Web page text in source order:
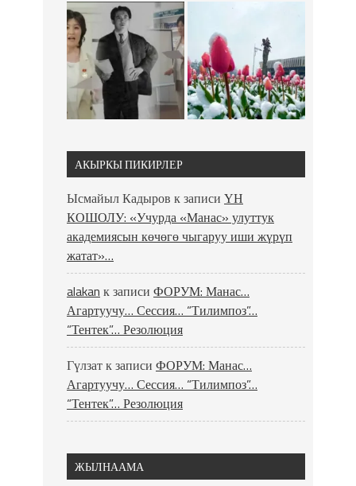
АКЫРКЫ ПИКИРЛЕР
Ысмайыл Кадыров к записи ҮН
КОШОЛУ: «Учурда «Манас» улуттук
академиясын көчөгө чыгаруу иши жүрүп
жатат»…
alakan к записи ФОРУМ: Манас…
Агартуучу… Сессия… “Тилимпоз”…
“Тентек”… Резолюция
Гүлзатк записи ФОРУМ: Манас…
Агартуучу… Сессия… “Тилимпоз”…
“Тентек”… Резолюция
ЖЫЛНААМА